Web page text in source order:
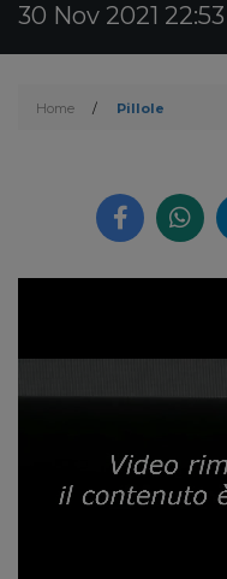
30 Nov 2021 22:53
Home / Pillole